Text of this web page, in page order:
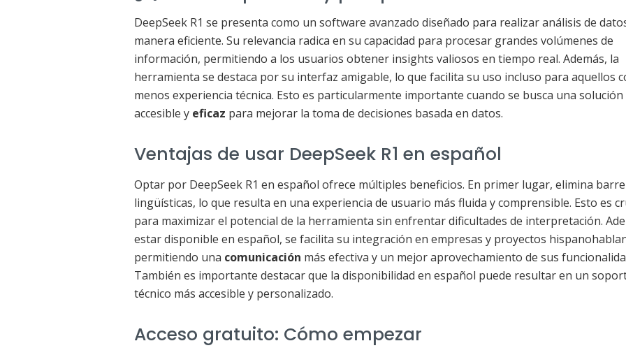
DeepSeek R1 se presenta como un software avanzado diseñado para realizar análisis de
manera eficiente. Su relevancia radica en su capacidad para procesar grandes volúmenes de
información, permitiendo a los usuarios obtener insights valiosos en tiempo real. Además, la
herramienta se destaca por su interfaz amigable, lo que facilita su uso incluso para aquellos
menos experiencia técnica. Esto es particularmente importante cuando se busca una solución
accesible y eficaz para mejorar la toma de decisiones basada en datos.
Ventajas de usar DeepSeek R1 en español
Optar por DeepSeek R1 en español ofrece múltiples beneficios. En primer lugar, elimina
lingüísticas, lo que resulta en una experiencia de usuario más fluida y comprensible. Esto es
para maximizar el potencial de la herramienta sin enfrentar dificultades de interpretación.
estar disponible en español, se facilita su integración en empresas y proyectos
permitiendo una comunicación más efectiva y un mejor aprovechamiento de sus
También es importante destacar que la disponibilidad en español puede resultar en un
técnico más accesible y personalizado.
Acceso gratuito: Cómo empezar